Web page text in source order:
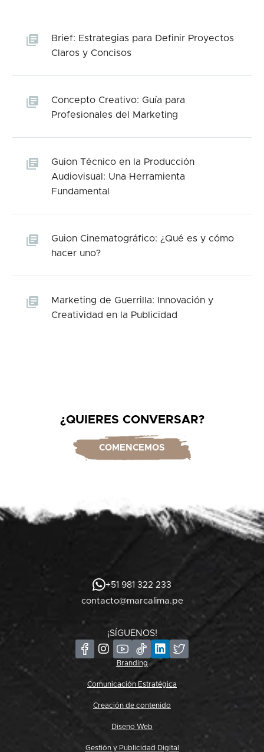
Brief: Estrategias para Definir Proyectos
Claros y Concisos
Concepto Creativo: Guía para
Profesionales del Marketing
Guion Técnico en la Producción
Audiovisual: Una Herramienta
Fundamental
Guion Cinematográfico: ¿Qué es y cómo
hacer uno?
Marketing de Guerrilla: Innovación y
Creatividad en la Publicidad
¿QUIERES CONVERSAR?
COMENCEMOS
+51 981 322 233
contacto@marcalima.pe
¡SÍGUENOS!
Branding
Comunicación Estratégica
Creación de contenido
Diseno Web
Gestión y Publicidad Digital